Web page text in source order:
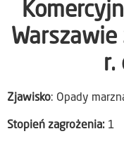
r.
Zjawisko: Opady
Stopień zagrożenia: 1